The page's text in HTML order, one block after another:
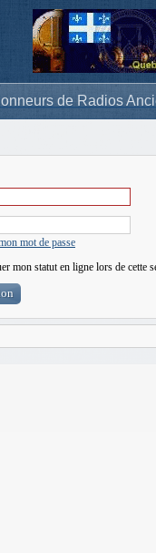
de Radios
mot de passe
mon statut en ligne lors de cette